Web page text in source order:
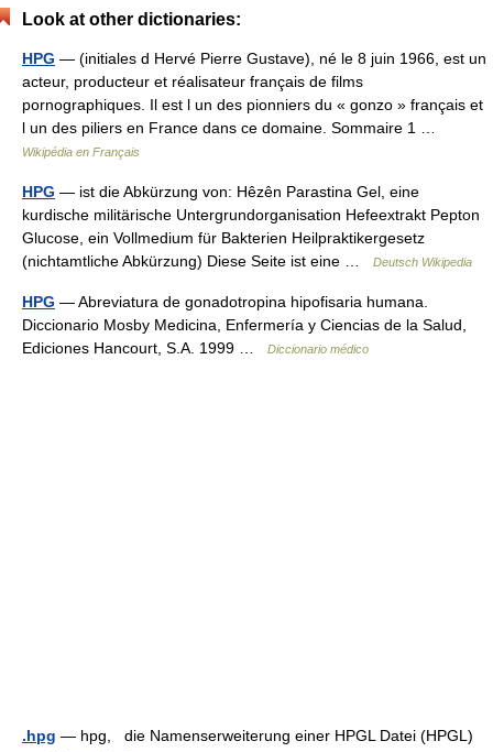
Look at other dictionaries:
HPG — (initiales d Hervé Pierre Gustave), né le 8 juin 1966, est un
acteur, producteur et réalisateur français de films
pornographiques. Il est l un des pionniers du « gonzo » français et
l un des piliers en France dans ce domaine. Sommaire 1 …
Wikipédia en Français
HPG — ist die Abkürzung von: Hêzên Parastina Gel, eine
kurdische militärische Untergrundorganisation Hefeextrakt Pepton
Glucose, ein Vollmedium für Bakterien Heilpraktikergesetz
(nichtamtliche Abkürzung) Diese Seite ist eine …
Deutsch Wikipedia
HPG — Abreviatura de gonadotropina hipofisaria humana.
Diccionario Mosby Medicina, Enfermería y Ciencias de la Salud,
Ediciones Hancourt, S.A. 1999 …
Diccionario médico
.hpg — hpg, die Namenserweiterung einer HPGL Datei (HPGL)